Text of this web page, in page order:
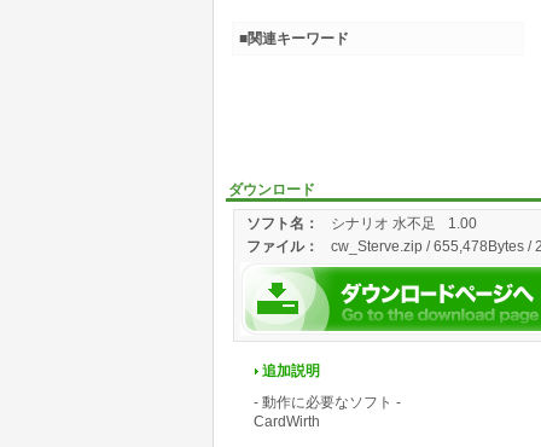
ダウンロード
ソフト名：
シナリオ 水不足 1.00
ファイル： cw_Sterve.zip / 655,478Bytes /
追加説明
- 動作に必要なソフト -
CardWirth
■関連キーワード